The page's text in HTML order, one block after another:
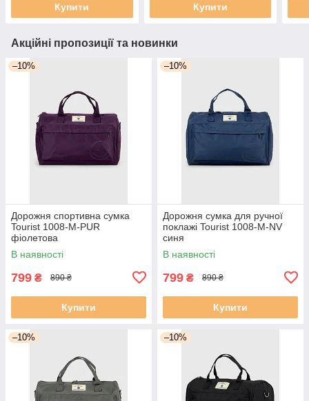
Купити Купити
Акційні пропозиції та новинки
–10%
Дорожня спортивна сумка
Tourist 1008-M-PUR
фіолетова
В наявності
799 ₴ 890 ₴
Купити
–10%
Дорожня сумка для ручної
поклажі Tourist 1008-M-NV
синя
В наявності
799 ₴ 890 ₴
Купити
–10% –10%